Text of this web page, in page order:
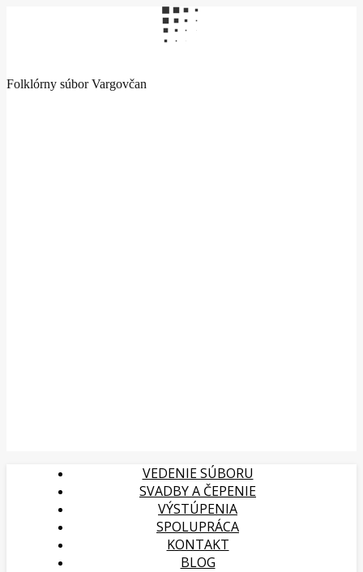
Folklórny súbor Vargovčan
VEDENIE SÚBORU
SVADBY A ČEPENIE
VÝSTÚPENIA
SPOLUPRÁCA
KONTAKT
BLOG